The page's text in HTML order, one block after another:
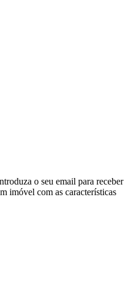
o seu email para receber
imóvel com as características